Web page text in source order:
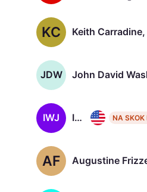
KC Keith
JDW
IWJ Isiah Whitlock Jr., 71 NA SKOK
AF Augustine